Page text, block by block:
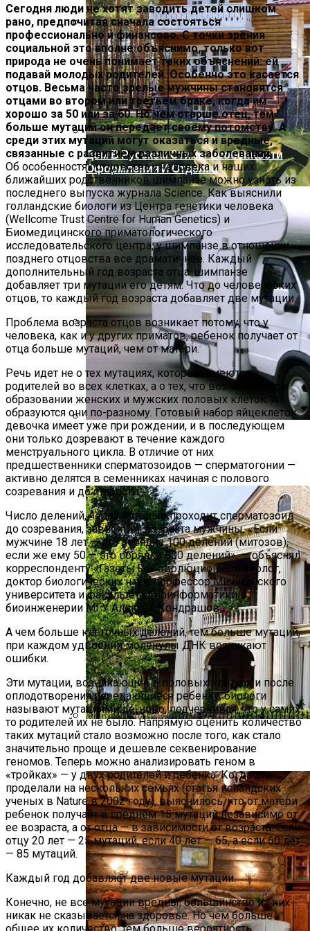
Артезианская, Минеральная,
Родниковая, Талая: В Чем Разница И
Какую Воду Лучше Выбрать Для Питья
Растения-Вампиры: 15 Популярных
Домашних Цветов, Которые Крадут
Ваше Здоровье День За Днем
Дом В Русском Стиле: Особенности
Оформления И Отделки
Дом На Колесах Своими Руками Из
Фургона ГАЗель: Пошаговый Гайд С
Фото
Дом В Викторианском Стиле: История,
Особенности И Типы Сооружений
Сегодня люди не хотят заводить детей слишком
рано, предпочитая сначала состояться
профессионально и финансово. С точки зрения
социальной это вполне объяснимо, только вот
природа не очень понимает таких объяснений: ей
подавай молодых родителей. Особенно это касается
отцов. Весьма часто зрелые мужчины становятся
отцами во втором или третьем браке, когда им
хорошо за 50 или за 60. Но чем старше отец, тем
больше мутаций он передает своему потомству. А
среди этих мутаций могут оказаться и вредные,
связанные с развитием различных заболеваний.
Об особенностях отцовства у человека и наших
ближайших родственников шимпанзе можно узнать из
последнего выпуска журнала Science. Как выяснили
голландские биологи из Центра генетики человека
(Wellcome Trust Centre for Human Genetics) и
Биомедицинского приматологического
исследовательского центра, у шимпанзе в отношении
позднего отцовства все драматичнее. Каждый
дополнительный год возраста отца-шимпанзе
добавляет три мутации его детям. Что до человеческих
отцов, то каждый год возраста добавляет две мутации.
Проблема возраста отцов возникает потому, что у
человека, как и у других приматов, ребенок получает от
отца больше мутаций, чем от матери.
Речь идет не о тех мутациях, которые имеются у
родителей во всех клетках, а о тех, что возникают при
образовании женских и мужских половых клеток. А
образуются они по-разному. Готовый набор яйцеклеток
девочка имеет уже при рождении, и в последующем
они только дозревают в течение каждого
менструального цикла. В отличие от них
предшественники сперматозоидов — сперматогонии —
активно делятся в семенниках начиная с полового
созревания и до старости.
Число делений, через которые проходит сперматозоид
до созревания, зависит от возраста мужчины. «Если
мужчине 18 лет — это порядка 100 делений (митозов),
если же ему 50 — это порядка 800 делений», — объяснял
корреспонденту «Газеты.Ru» эволюционный биолог,
доктор биологических наук, профессор Мичиганского
университета и факультета биоинформатики и
биоинженерии МГУ Алексей Кондрашов.
А чем больше клеточных делений, тем больше мутаций,
при каждом удвоении молекулы ДНК возникают
ошибки.
Эти мутации, возникающие в половых клетках и после
оплодотворения передающиеся ребенку, биологи
называют мутациями де-ново, подчеркивая, что у самих-
то родителей их не было. Напрямую оценить количество
таких мутаций стало возможно после того, как стало
значительно проще и дешевле секвенирование
геномов. Теперь можно анализировать геном в
«тройках» — у двух родителей и ребенка. Когда это
проделали на нескольких семьях (статья исландских
ученых в Nature в 2002 году), выяснилось, что от матери
ребенок получает в среднем 15 мутаций независимо от
ее возраста, а от отца — в зависимости от возраста. Если
отцу 20 лет — 25 мутаций, если 40 лет — 65, а если 60 лет
— 85 мутаций.
Каждый год добавляет две новые мутации.
Конечно, не все мутации вредны, большинство из них
никак не сказывается на здоровье. Но чем больше